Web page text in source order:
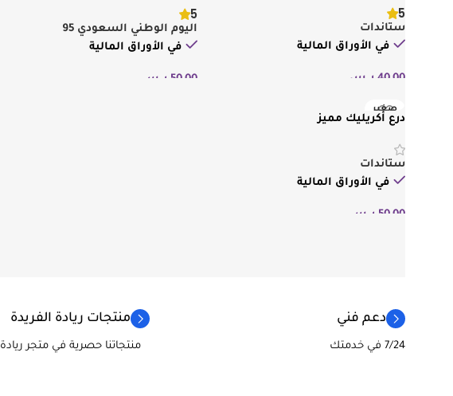
5
ستاندات
في الأوراق المالية
40,00 ر.س
5
اليوم الوطني السعودي 95
في الأوراق المالية
50,00 ر.س
صغير
درع أكريليك مميز
ستاندات
في الأوراق المالية
50,00 ر.س
دعم فني
7/24 في خدمتك
منتجات ريادة الفريدة
منتجاتنا حصرية في متجر ريادة